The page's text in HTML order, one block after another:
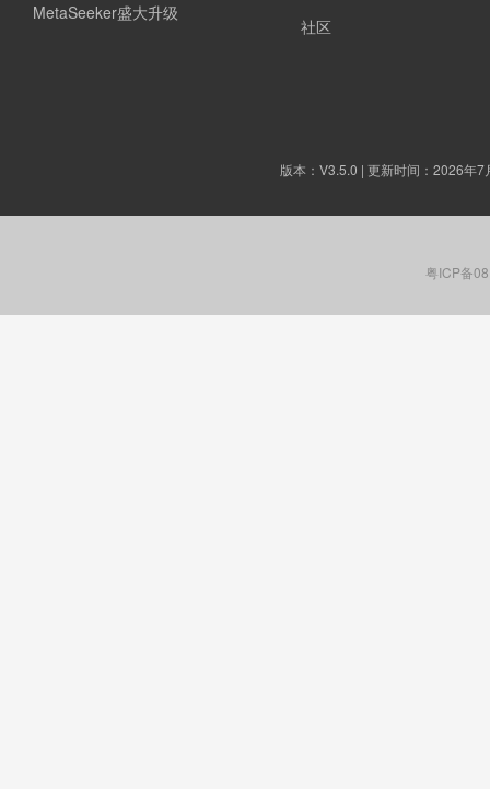
MetaSeeker盛大升级
社区
版本： V3.5.0 | 更新时间：2026年
粤ICP备